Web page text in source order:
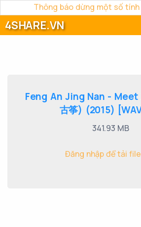
Thông báo dừng một số
4SHARE.VN
Feng An Jing Nan -
古筝) (2015)
341.93 MB
Đăng nhập để tải